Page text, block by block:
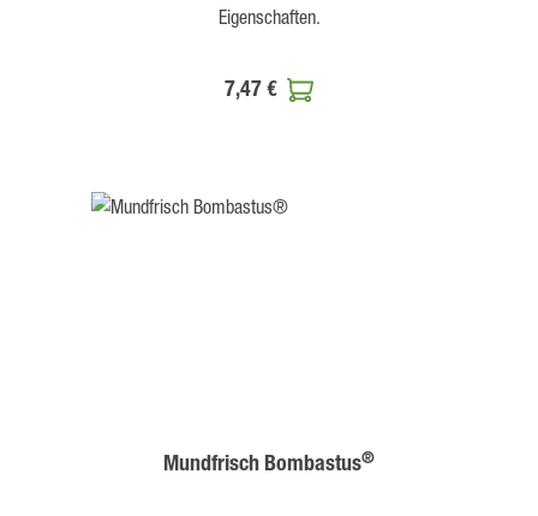
Eigenschaften.
7,47 €
Mundfrisch Bombastus®